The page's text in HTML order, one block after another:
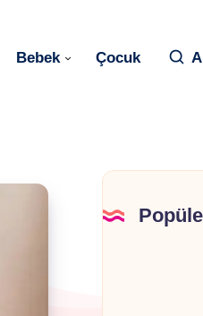
Bebek Çocuk